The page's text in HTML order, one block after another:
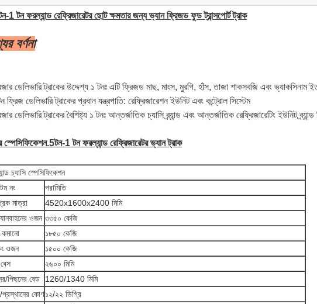
1 টন ফরল্যান্ড রেফ্রিজারেটর ছোট ক্ষমতার জন্য ভ্যান ফ্রিজড ফুড ট্রান্সপোর্ট ট্রাক
বর্ণনা
ডেলিভারি ট্রাকের উদ্দেশ্য ১ টনঃ এটি ফ্রিজড মাছ, মাংস, মুরগি, হাঁস, তাজা শাকসবজি এবং ভ্যাকসিনাম
ফ্রিজ ডেলিভারি ট্রাকের প্রধান যন্ত্রপাতি: রেফ্রিজারেশন ইউনিট এবং কন্ট্রোল সিস্টেম
ডেলিভারি ট্রাকের বৈশিষ্ট্য ১ টনঃ আন্তর্জাতিক চ্যাসি ব্র্যান্ড এবং আন্তর্জাতিক রেফ্রিজারেটিং ইউনিট
.5টন-1 টন ফরল্যান্ড রেফ্রিজারেটর ভ্যান ট্রাক
চ্যাসি স্পেসিফিকেশন
নং
পরামিতি
মাত্রা
4520x1600x2400 মিমি
ওজন ৩৩৫০ কেজি
১৮৫০ কেজি
ওজন
১৫০০ কেজি
২৬০০ মিমি
পিছনের বেড
1260/1340 মিমি
প্রস্থানের কোণ১২/২২ ডিগ্রি